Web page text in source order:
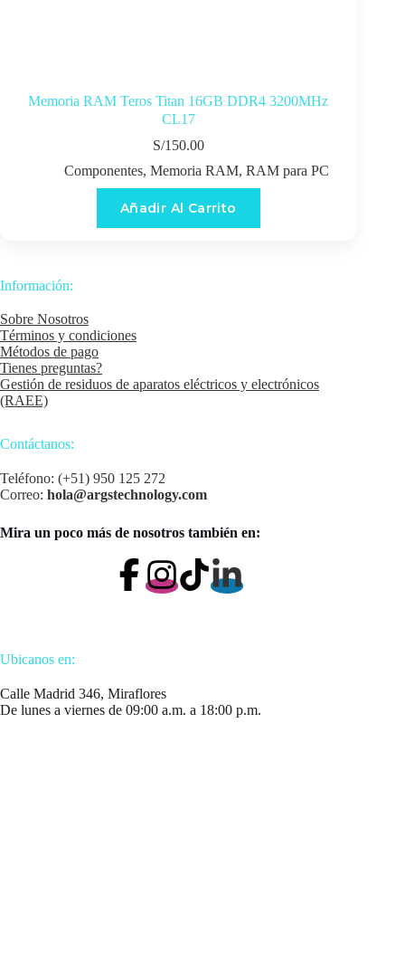
Memoria RAM Teros Titan 16GB DDR4 3200MHz
CL17
S/150.00
Componentes, Memoria RAM, RAM para PC
Añadir Al Carrito
Información:
Sobre Nosotros
Términos y condiciones
Métodos de pago
Tienes preguntas?
Gestión de residuos de aparatos eléctricos y electrónicos
(RAEE)
Contáctanos:
Teléfono: (+51) 950 125 272
Correo: hola@argstechnology.com
Mira un poco más de nosotros también en:
Ubicanos en:
Calle Madrid 346, Miraflores
De lunes a viernes de 09:00 a.m. a 18:00 p.m.